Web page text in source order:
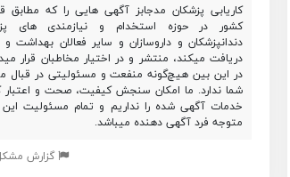
کاریابی پزشکان مدجابز آگهی هایی را که مطابق
کشور در حوزه استخدام و نیازمندی های
دندانپزشکان و داروسازان و سایر فعالان بهداشت و
دریافت میکند، منتشر و در اختیار مخاطبان قرار
در این بین هیچ‌گونه منفعت و مسئولیتی در قبال
شما ندارد. ما امکان سنجش کیفیت، صحت و اعتبار
خدمات آگهی شده را نداریم و تمام مسئولیت این
متوجه فرد آگهی دهنده میباشد.
گزارش